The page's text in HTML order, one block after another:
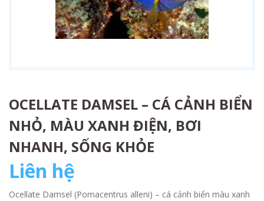
OCELLATE DAMSEL – CÁ CẢNH BIỂN
NHỎ, MÀU XANH ĐIỆN, BƠI
NHANH, SỐNG KHỎE
Liên hệ
Ocellate Damsel (Pomacentrus alleni) – cá cảnh biển màu xanh